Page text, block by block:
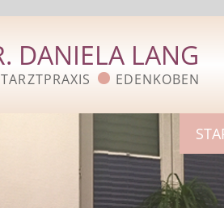
DANIELA LANG
EDENKOBEN